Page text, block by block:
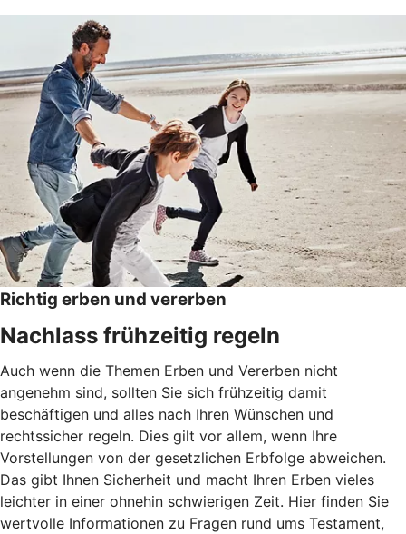
Richtig erben und vererben
Nachlass frühzeitig regeln
Auch wenn die Themen Erben und Vererben nicht
angenehm sind, sollten Sie sich frühzeitig damit
beschäftigen und alles nach Ihren Wünschen und
rechtssicher regeln. Dies gilt vor allem, wenn Ihre
Vorstellungen von der gesetzlichen Erbfolge abweichen.
Das gibt Ihnen Sicherheit und macht Ihren Erben vieles
leichter in einer ohnehin schwierigen Zeit. Hier finden Sie
wertvolle Informationen zu Fragen rund ums Testament,